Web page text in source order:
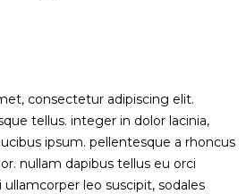
consectetur adipiscing elit.
tellus. integer in dolor lacinia,
ipsum. pellentesque a rhoncus
nullam dapibus tellus eu orci
leo suscipit, sodales